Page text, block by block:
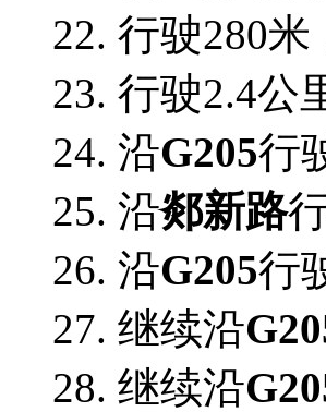
22. 行驶280米
23. 行驶2.4公
24. 沿G205行
25. 沿郯新路
26. 沿G205行
27. 继续沿
28. 继续沿